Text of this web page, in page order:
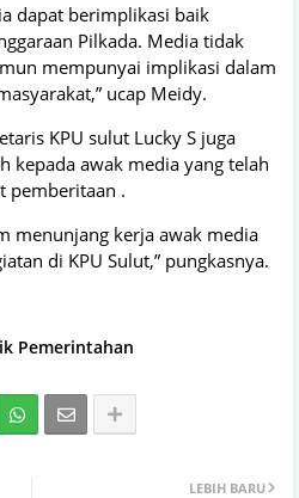
dapat berimplikasi baik
Pilkada. Media tidak
mempunyai implikasi dalam
ucap Meidy.
KPU sulut Lucky S juga
kepada awak media yang telah
pemberitaan .
menunjang kerja awak media
di KPU Sulut,” pungkasnya.
Pemerintahan
LEBIH BARU